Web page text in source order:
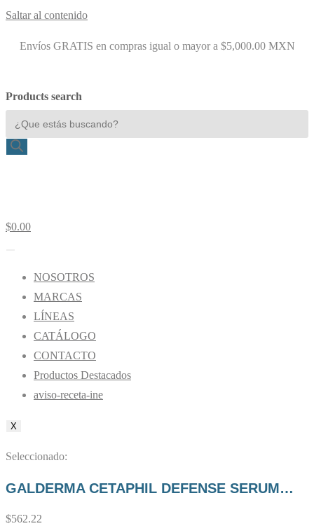
Saltar al contenido
Envíos GRATIS en compras igual o mayor a $5,000.00 MXN
Products search
$0.00
NOSOTROS
MARCAS
LÍNEAS
CATÁLOGO
CONTACTO
Productos Destacados
aviso-receta-ine
X
Seleccionado:
GALDERMA CETAPHIL DEFENSE SERUM…
$562.22